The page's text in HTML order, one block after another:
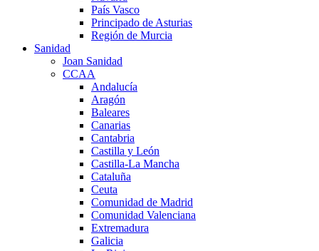
País Vasco
Principado de Asturias
Región de Murcia
Sanidad
Joan Sanidad
CCAA
Andalucía
Aragón
Baleares
Canarias
Cantabria
Castilla y León
Castilla-La Mancha
Cataluña
Ceuta
Comunidad de Madrid
Comunidad Valenciana
Extremadura
Galicia